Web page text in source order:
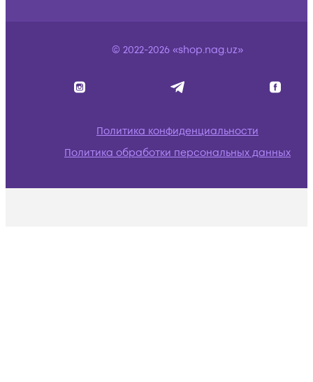
© 2022-2026 «shop.nag.uz»
Политика конфиденциальности
Политика обработки персональных данных